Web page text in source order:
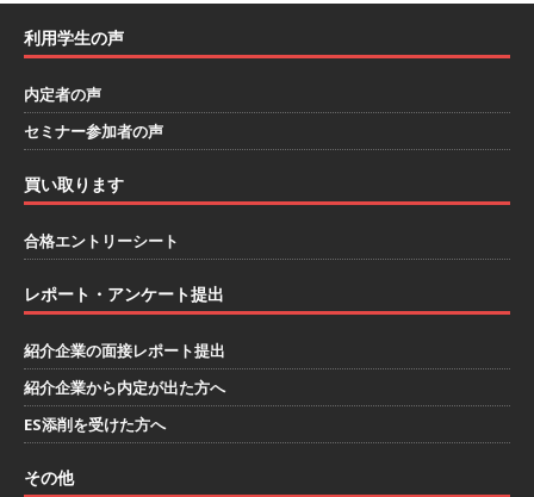
ト
[ 2026年1月13日 ] 【 体育会学生限定 】何から
教える後悔しない企業選びアスキヤリセミナー
｜ 予約フォーム
[ 2026年1月9日 ]
｜ 5/16＠zoom 】 世界・国内トップレベル企業
利用学生の声
内定者の声
セミナー参加者の声
買い取ります
合格エントリーシート
レポート・アンケート提出
紹介企業の面接レポート提出
紹介企業から内定が出た方へ
ES添削を受けた方へ
その他